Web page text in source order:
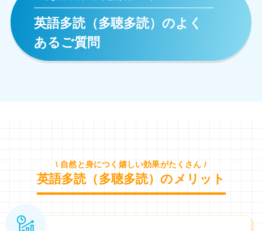
英語多読（多聴多読）のよく
あるご質問
\ 自然と身につく嬉しい効果がたくさん /
英語多読（多聴多読）のメリット